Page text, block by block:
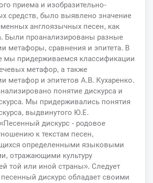
приема и изобразительно-
средств, было выявлено значение
англоязычных песен, как
Были проанализированы разные
метафоры, сравнения и эпитета. В
мы придерживаемся классификации
метафор, а также
метафор и эпитетов А.В. Кухаренко.
понятие дискурса и
Мы придерживались понятия
выдвинутого Ю.Е.
дискурс - родовое
к текстам песен,
определенными языковыми
отражающими культуру
той или иной страны». Следует
песенный дискурс обладает своими